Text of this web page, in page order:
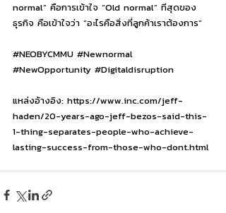
normal” คือการเข้าใจ “Old normal” ทีสุดของ
ธุรกิจ คือเข้าใจว่า “อะไรคือสิ่งที่ลูกค้าเราต้องการ”
#NEOBYCMMU #Newnormal
#NewOpportunity #Digitaldisruption
แหล่งอ้างอิง: https://www.inc.com/jeff-
haden/20-years-ago-jeff-bezos-said-this-
1-thing-separates-people-who-achieve-
lasting-success-from-those-who-dont.html